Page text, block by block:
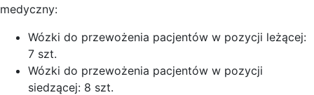
medyczny:
Wózki do przewożenia pacjentów w pozycji leżącej:
7 szt.
Wózki do przewożenia pacjentów w pozycji
siedzącej: 8 szt.